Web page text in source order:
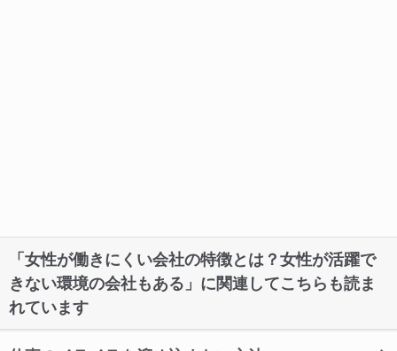
「女性が働きにくい会社の特徴とは？女性が活躍で
きない環境の会社もある」に関連してこちらも読ま
れています